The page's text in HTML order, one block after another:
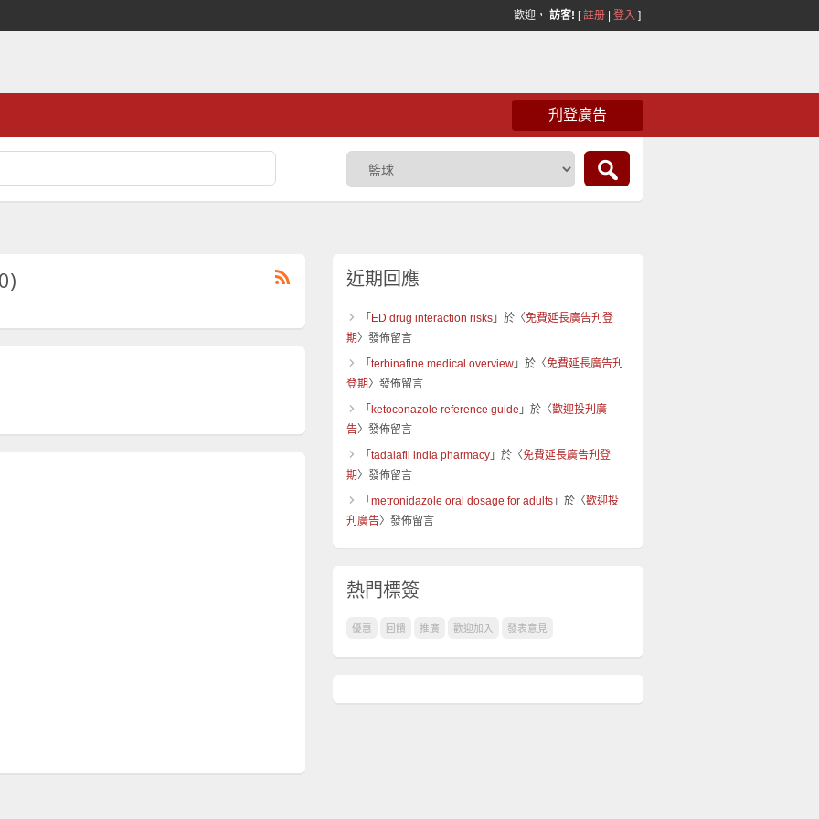
歡迎， 訪客! [註册 登入 ]
刋登廣告
近期回應
「 ED drug interaction risks 」於〈免費延長廣告刋登
期〉發佈留言
「 terbinafine medical overview 」於〈免費延長廣告刋
登期〉發佈留言
「 ketoconazole reference guide 」於〈歡迎投刋廣
告〉發佈留言
「 tadalafil india pharmacy 」於〈免費延長廣告刋登
期〉發佈留言
「 metronidazole oral dosage for adults 」於〈歡迎投
刋廣告〉發佈留言
熱門標簽
優惠 回饋 推廣 歡迎加入 發表意見